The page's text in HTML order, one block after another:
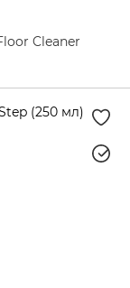
Cleaner